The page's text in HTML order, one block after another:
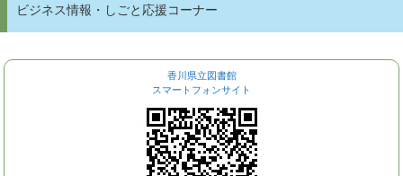
ビジネス情報・しごと応援コーナー
香川県立図書館
スマートフォンサイト